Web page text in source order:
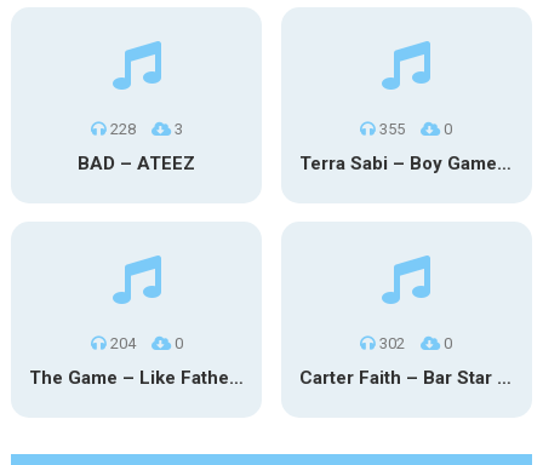
228 3
BAD – ATEEZ
355 0
Terra Sabi – Boy Game X Marcia Cruz
204 0
The Game – Like Father Like Daughter
302 0
Carter Faith – Bar Star Vevo